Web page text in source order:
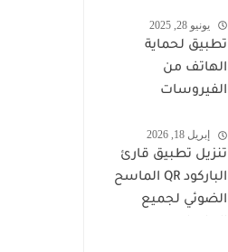
يونيو 28, 2025
تطبيق لحماية
الهاتف من
الفيروسات
الاصطناعي
إبريل 18, 2026
تنزيل تطبيق قارئ
الباركود QR الماسح
الضوئي لجميع